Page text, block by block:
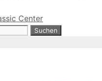
Center